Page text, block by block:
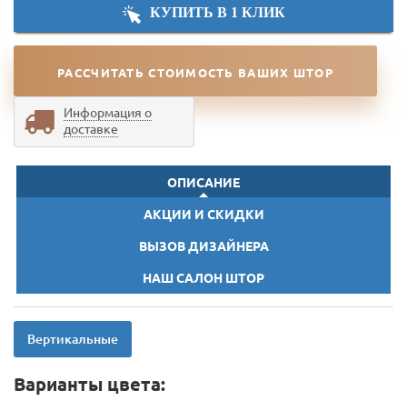
КУПИТЬ В 1 КЛИК
РАССЧИТАТЬ СТОИМОСТЬ ВАШИХ ШТОР
Информация о
доставке
ОПИСАНИЕ
АКЦИИ И СКИДКИ
ВЫЗОВ ДИЗАЙНЕРА
НАШ САЛОН ШТОР
Вертикальные
Варианты цвета: